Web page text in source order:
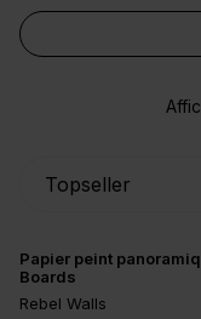
Papier peint
Boards
Rebel Walls